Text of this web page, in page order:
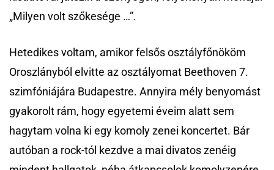
„Milyen volt szőkesége …”.
Hetedikes voltam, amikor felsős osztályfőnököm
Oroszlányból elvitte az osztályomat Beethoven 7.
szimfóniájára Budapestre. Annyira mély benyomást
gyakorolt rám, hogy egyetemi éveim alatt sem
hagytam volna ki egy komoly zenei koncertet. Bár
autóban a rock-tól kezdve a mai divatos zenéig